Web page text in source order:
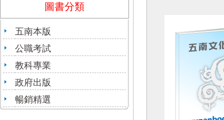
圖書分類
五南本版
公職考試
教科專業
政府出版
暢銷精選